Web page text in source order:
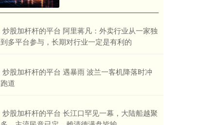
​炒股加杆杆的平台 阿里蒋凡：外卖行业从一家独
多平台参与，长期对行业一定是有利的
​炒股加杆杆的平台 遇暴雨 波兰一客机降落时冲
道
​炒股加杆杆的平台 长江口罕见一幕，大陆船越聚